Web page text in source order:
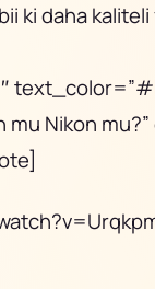
ki daha
Nikon